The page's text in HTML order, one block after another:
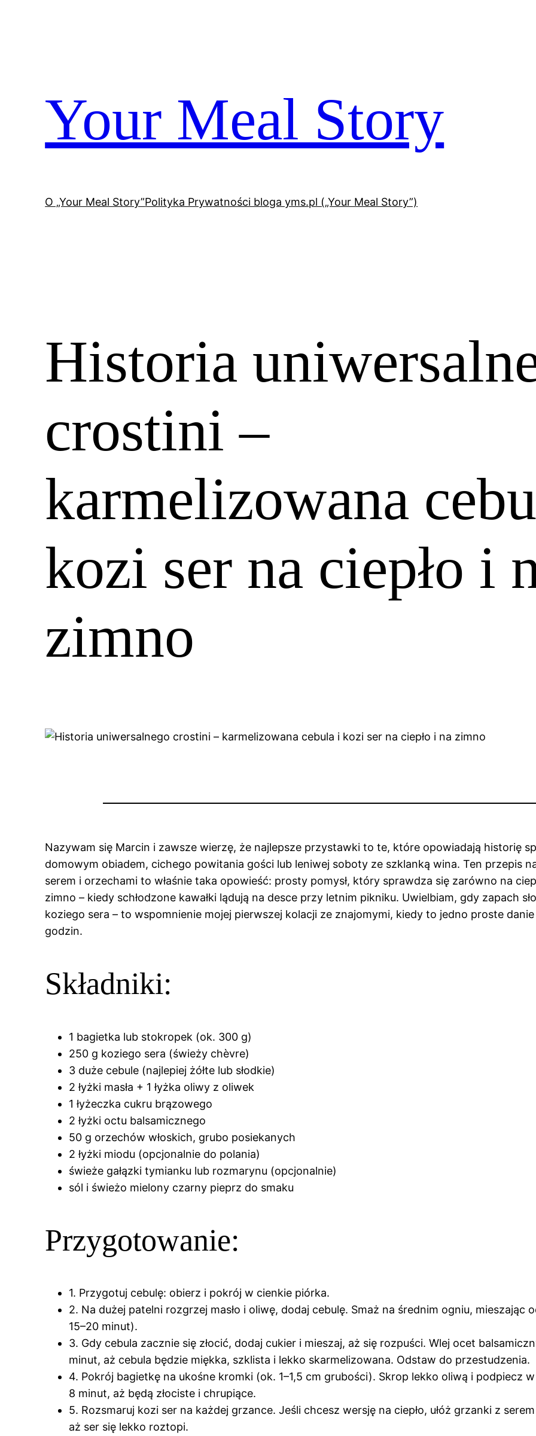
Your Meal Story
O „Your Meal Story”Polityka Prywatności bloga yms.pl („Your Meal Story”)
Historia
crostini –
karmelizowana
kozi ser na ciepło i
zimno
Nazywam się Marcin i zawsze wierzę, że najlepsze przystawki to te, które opowiadają historię
domowym obiadem, cichego powitania gości lub leniwej soboty ze szklanką wina. Ten przepis
serem i orzechami to właśnie taka opowieść: prosty pomysł, który sprawdza się zarówno na
zimno – kiedy schłodzone kawałki lądują na desce przy letnim pikniku. Uwielbiam, gdy zapach
koziego sera – to wspomnienie mojej pierwszej kolacji ze znajomymi, kiedy to jedno proste
godzin.
Składniki:
1 bagietka lub stokropek (ok. 300 g)
250 g koziego sera (świeży chèvre)
3 duże cebule (najlepiej żółte lub słodkie)
2 łyżki masła + 1 łyżka oliwy z oliwek
1 łyżeczka cukru brązowego
2 łyżki octu balsamicznego
50 g orzechów włoskich, grubo posiekanych
2 łyżki miodu (opcjonalnie do polania)
świeże gałązki tymianku lub rozmarynu (opcjonalnie)
sól i świeżo mielony czarny pieprz do smaku
Przygotowanie:
1. Przygotuj cebulę: obierz i pokrój w cienkie piórka.
2. Na dużej patelni rozgrzej masło i oliwę, dodaj cebulę. Smaż na średnim ogniu, mieszając
15–20 minut).
3. Gdy cebula zacznie się złocić, dodaj cukier i mieszaj, aż się rozpuści. Wlej ocet
minut, aż cebula będzie miękka, szklista i lekko skarmelizowana. Odstaw do przestudzenia.
4. Pokrój bagietkę na ukośne kromki (ok. 1–1,5 cm grubości). Skrop lekko oliwą i podpiecz
8 minut, aż będą złociste i chrupiące.
5. Rozsmaruj kozi ser na każdej grzance. Jeśli chcesz wersję na ciepło, ułóż grzanki z
aż ser się lekko roztopi.